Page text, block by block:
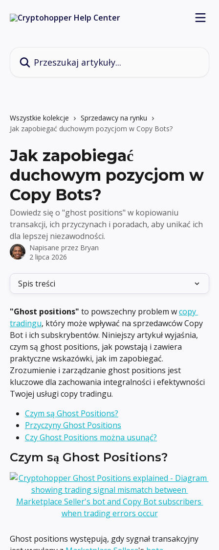
Wszystkie kolekcje
Sprzedawcy na rynku
Jak zapobiegać duchowym pozycjom w Copy Bots?
Jak zapobiegać
duchowym pozycjom w
Copy Bots?
Dowiedz się o "ghost positions" w kopiowaniu
transakcji, ich przyczynach i poradach, aby unikać ich
dla lepszej niezawodności.
Napisane przez Bryan
2 lipca 2026
Spis treści
"Ghost positions" to powszechny problem w copy
tradingu, który może wpływać na sprzedawców Copy
Bot i ich subskrybentów. Niniejszy artykuł wyjaśnia,
czym są ghost positions, jak powstają i zawiera
praktyczne wskazówki, jak im zapobiegać.
Zrozumienie i zarządzanie ghost positions jest
kluczowe dla zachowania integralności i efektywności
Twojej usługi copy tradingu.
Czym są Ghost Positions?
Przyczyny Ghost Positions
Czy Ghost Positions można usunąć?
Czym są Ghost Positions?
Ghost positions występują, gdy sygnał transakcyjny